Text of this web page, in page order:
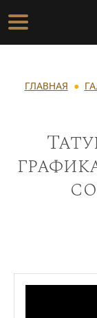
Перейти к
Основная
Строка
ГЛАВНАЯ